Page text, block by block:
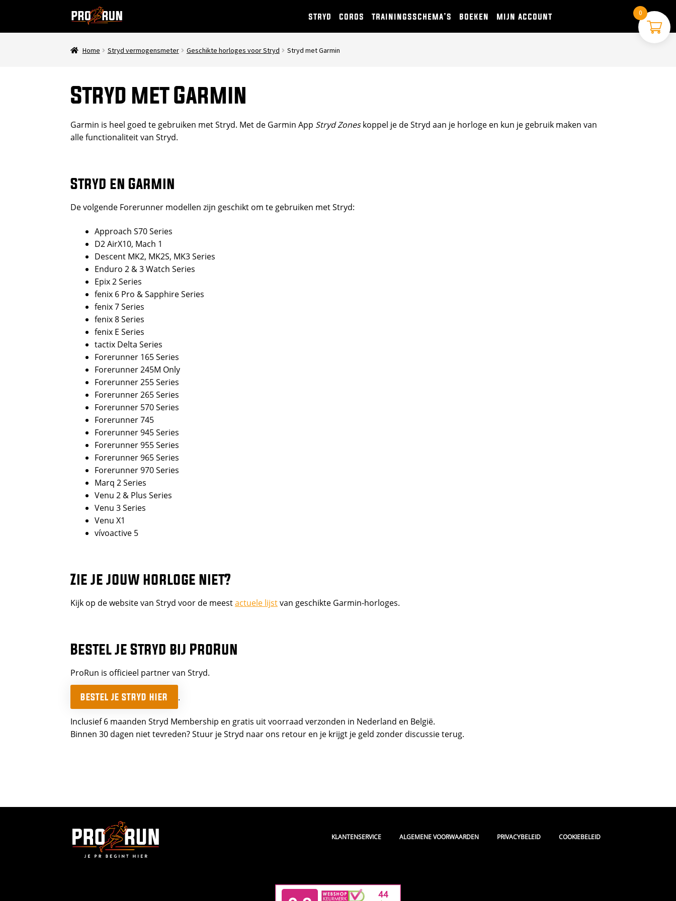
door
naar
naar
de
stryd coros trainingsschema’s boeken mijn account
Home Stryd vermogensmeter Geschikte horloges voor Stryd Stryd met Garmin
Stryd met Garmin
Garmin is heel goed te gebruiken met Stryd. Met de Garmin App Stryd Zoneskoppel je de Stryd aan je horloge en kun je gebruik maken van
alle functionaliteit van Stryd.
Stryd en Garmin
De volgende Forerunner modellen zijn geschikt om te gebruiken met Stryd:
Approach S70 Series
D2 AirX10, Mach 1
Descent MK2, MK2S, MK3 Series
Enduro 2 & 3 Watch Series
Epix 2 Series
fenix 6 Pro & Sapphire Series
fenix 7 Series
fenix 8 Series
fenix E Series
tactix Delta Series
Forerunner 165 Series
Forerunner 245M Only
Forerunner 255 Series
Forerunner 265 Series
Forerunner 570 Series
Forerunner 745
Forerunner 945 Series
Forerunner 955 Series
Forerunner 965 Series
Forerunner 970 Series
Marq 2 Series
Venu 2 & Plus Series
Venu 3 Series
Venu X1
vívoactive 5
Zie je jouw horloge niet?
Kijk op de website van Stryd voor de meestactuele lijstvan geschikte Garmin-horloges.
Bestel je Stryd bij ProRun
ProRun is officieel partner van Stryd.
BESTEL JE STRYD HIER .
Inclusief 6 maanden Stryd Membership en gratis uit voorraad verzonden in Nederland en België.
Binnen 30 dagen niet tevreden? Stuur je Stryd naar ons retour en je krijgt je geld zonder discussie terug.
KLANTENSERVICE ALGEMENE VOORWAARDEN PRIVACYBELEID COOKIEBELEID
0